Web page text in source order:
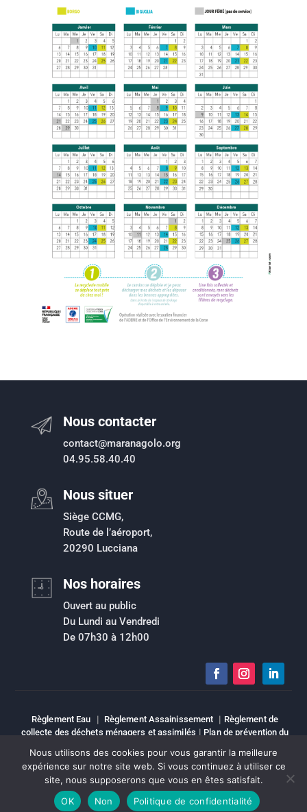
Nous contacter
contact@maranagolo.org
04.95.58.40.40
Nous situer
Siège CCMG,
Route de l’aéroport,
20290 Lucciana
Nos horaires
Ouvert au public
Du Lundi au Vendredi
De 07h30 à 12h00
Règlement Eau | Règlement Assainissement | Règlement de
collecte des déchets ménagers et assimilés | Plan de prévention du
Sitemap
Copyright © Tous droits réservés | CCMG
Nous utilisons des cookies pour vous garantir la meilleure
expérience sur notre site web. Si vous continuez à utiliser ce
site, nous supposerons que vous en êtes satisfait.
OK
Non Politique de confidentialité